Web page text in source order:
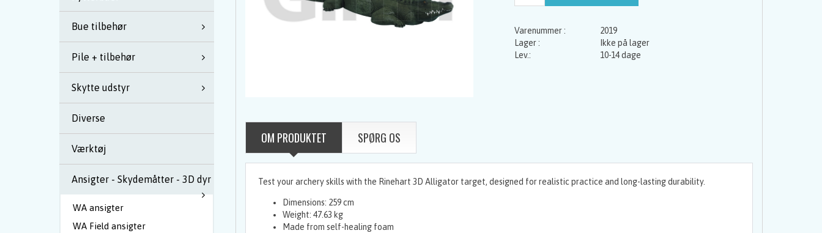
Bue tilbehør
Pile + tilbehør
Skytte udstyr
Diverse
Værktøj
Ansigter - Skydemåtter - 3D dyr
WA ansigter
WA Field ansigter
2019
Ikke på lager
10-14 dage
OM PRODUKTET SPØRG OS
Test your archery skills with the Rinehart 3D Alligator target, designed for realistic practice and long-lasting durability.
Dimensions: 259 cm
Weight: 47.63 kg
Made from self-healing foam